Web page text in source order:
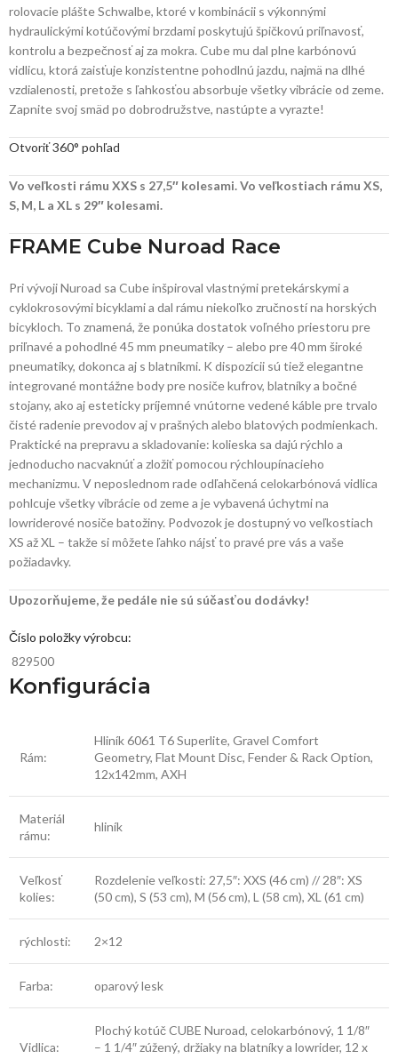
rolovacie plášte Schwalbe, ktoré v kombinácii s výkonnými
hydraulickými kotúčovými brzdami poskytujú špičkovú priľnavosť,
kontrolu a bezpečnosť aj za mokra. Cube mu dal plne karbónovú
vidlicu, ktorá zaisťuje konzistentne pohodlnú jazdu, najmä na dlhé
vzdialenosti, pretože s ľahkosťou absorbuje všetky vibrácie od zeme.
Zapnite svoj smäd po dobrodružstve, nastúpte a vyrazte!
Otvoriť 360° pohľad
Vo veľkosti rámu XXS s 27,5″ kolesami. Vo veľkostiach rámu XS,
S, M, L a XL s 29″ kolesami.
FRAME Cube Nuroad Race
Pri vývoji Nuroad sa Cube inšpiroval vlastnými pretekárskymi a
cyklokrosovými bicyklami a dal rámu niekoľko zručností na horských
bicykloch. To znamená, že ponúka dostatok voľného priestoru pre
priľnavé a pohodlné 45 mm pneumatiky – alebo pre 40 mm široké
pneumatiky, dokonca aj s blatníkmi. K dispozícii sú tiež elegantne
integrované montážne body pre nosiče kufrov, blatníky a bočné
stojany, ako aj esteticky príjemné vnútorne vedené káble pre trvalo
čisté radenie prevodov aj v prašných alebo blatových podmienkach.
Praktické na prepravu a skladovanie: kolieska sa dajú rýchlo a
jednoducho nacvaknúť a zložiť pomocou rýchloupínacieho
mechanizmu. V neposlednom rade odľahčená celokarbónová vidlica
pohlcuje všetky vibrácie od zeme a je vybavená úchytmi na
lowriderové nosiče batožiny. Podvozok je dostupný vo veľkostiach
XS až XL – takže si môžete ľahko nájsť to pravé pre vás a vaše
požiadavky.
Upozorňujeme, že pedále nie sú súčasťou dodávky!
Číslo položky výrobcu:
829500
Konfigurácia
Rám:
Hliník 6061 T6 Superlite, Gravel Comfort
Geometry, Flat Mount Disc, Fender & Rack Option,
12x142mm, AXH
Materiál
rámu:
hliník
Veľkosť
kolies:
Rozdelenie veľkosti: 27,5″: XXS (46 cm) // 28″: XS
(50 cm), S (53 cm), M (56 cm), L (58 cm), XL (61 cm)
rýchlosti: 2×12
Farba: oparový lesk
Vidlica:
Plochý kotúč CUBE Nuroad, celokarbónový, 1 1/8″
– 1 1/4″ zúžený, držiaky na blatníky a lowrider, 12 x